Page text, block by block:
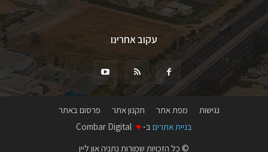
עקוב אחרינו
נגישות מפת אתר תקנון אתר
פרסום באתר
בניית אתרים ב- ♥
© כל הזכויות שמורות נתניה און ליין